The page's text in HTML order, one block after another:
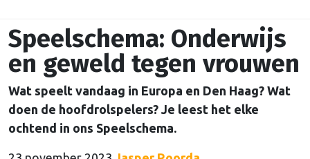
Speelschema: Onderwijs
en geweld tegen vrouwen
Wat speelt vandaag in Europa en Den Haag? Wat
doen de hoofdrolspelers? Je leest het elke
ochtend in ons Speelschema.